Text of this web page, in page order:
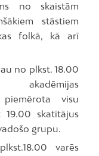
no skaistām
stāstiem
folkā, kā arī
no plkst. 18.00
akadēmijas
visu
19.00 skatītājus
grupu.
varēs